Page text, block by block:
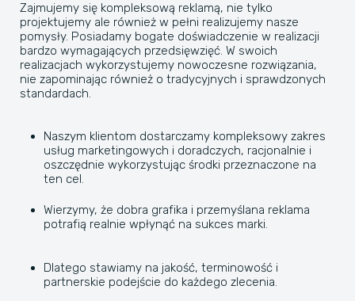
Zajmujemy się kompleksową reklamą, nie tylko
projektujemy ale również w pełni realizujemy nasze
pomysły. Posiadamy bogate doświadczenie w realizacji
bardzo wymagających przedsięwzięć. W swoich
realizacjach wykorzystujemy nowoczesne rozwiązania,
nie zapominając również o tradycyjnych i sprawdzonych
standardach.
Naszym klientom dostarczamy kompleksowy zakres
usług marketingowych i doradczych, racjonalnie i
oszczędnie wykorzystując środki przeznaczone na
ten cel.
Wierzymy, że dobra grafika i przemyślana reklama
potrafią realnie wpłynąć na sukces marki.
Dlatego stawiamy na jakość, terminowość i
partnerskie podejście do każdego zlecenia.